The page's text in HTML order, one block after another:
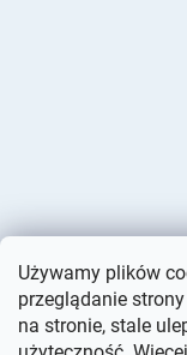
Używamy plików
przeglądanie
na stronie, stale